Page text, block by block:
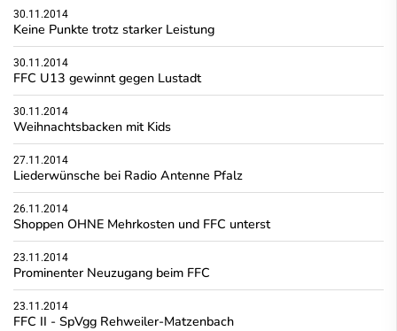
30.11.2014
Keine Punkte trotz starker Leistung
30.11.2014
FFC U13 gewinnt gegen Lustadt
30.11.2014
Weihnachtsbacken mit Kids
27.11.2014
Liederwünsche bei Radio Antenne Pfalz
26.11.2014
Shoppen OHNE Mehrkosten und FFC unterst
23.11.2014
Prominenter Neuzugang beim FFC
23.11.2014
FFC II - SpVgg Rehweiler-Matzenbach